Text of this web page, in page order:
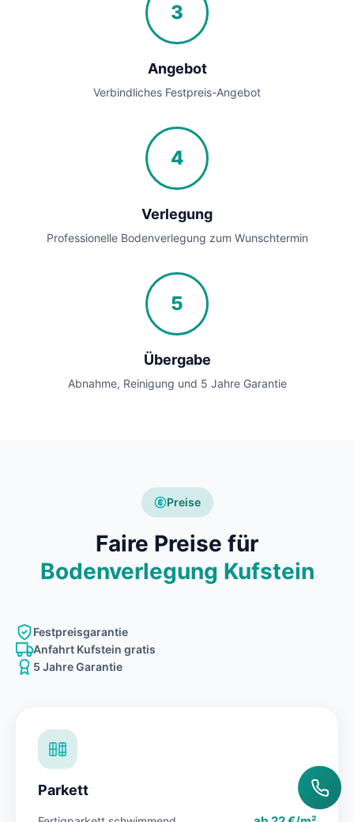
3
Angebot
Verbindliches Festpreis-Angebot
4
Verlegung
Professionelle Bodenverlegung zum Wunschtermin
5
Übergabe
Abnahme, Reinigung und 5 Jahre Garantie
Preise
Faire Preise für
Bodenverlegung Kufstein
Festpreisgarantie
Anfahrt Kufstein gratis
5 Jahre Garantie
Parkett